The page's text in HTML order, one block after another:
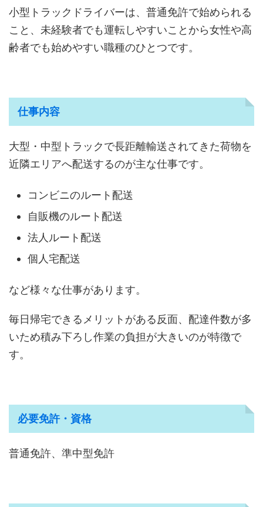
小型トラックドライバーは、普通免許で始められる
こと、未経験者でも運転しやすいことから女性や高
齢者でも始めやすい職種のひとつです。
仕事内容
大型・中型トラックで長距離輸送されてきた荷物を
近隣エリアへ配送するのが主な仕事です。
コンビニのルート配送
自販機のルート配送
法人ルート配送
個人宅配送
など様々な仕事があります。
毎日帰宅できるメリットがある反面、配達件数が多
いため積み下ろし作業の負担が大きいのが特徴で
す。
必要免許・資格
普通免許、準中型免許